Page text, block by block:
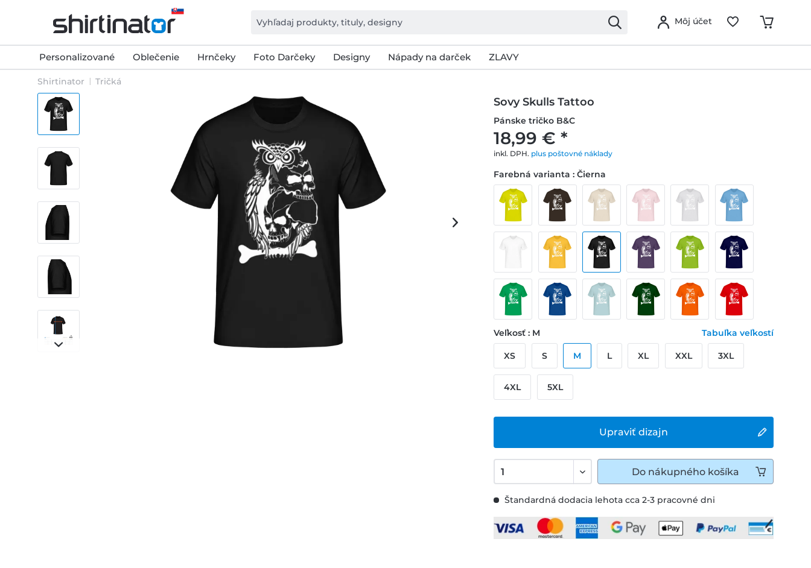
Môj účet
Personalizované Oblečenie Hrnčeky Foto Darčeky Designy Nápady na darček ZLAVY
Shirtinator Tričká
Sovy Skulls Tattoo
Pánske tričko B&C
18,99 € *
inkl. DPH. plus poštovné náklady
Štandardná dodacia lehota cca 2-3 pracovné dni
Upraviť dizajn
Farebná varianta : Čierna
Veľkosť : M Tabuľka veľkostí
XS S M L XL XXL 3XL
4XL 5XL
Do nákupného košíka